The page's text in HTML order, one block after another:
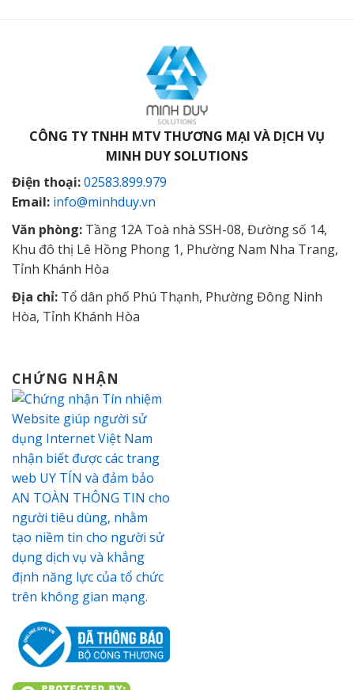
CÔNG TY TNHH MTV THƯƠNG MẠI VÀ DỊCH VỤ
MINH DUY SOLUTIONS
Điện thoại:02583.899.979
Email: info@minhduy.vn
Văn phòng: Tầng 12A Toà nhà SSH-08, Đường số 14,
Khu đô thị Lê Hồng Phong 1, Phường Nam Nha Trang,
Tỉnh Khánh Hòa
Địa chỉ: Tổ dân phố Phú Thạnh, Phường Đông Ninh
Hòa, Tỉnh Khánh Hòa
CHỨNG NHẬN